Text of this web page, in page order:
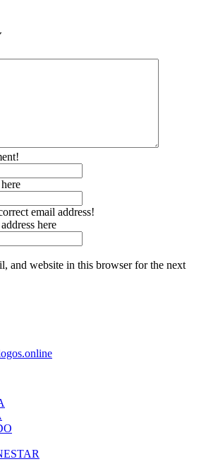
email address!
here
and website in this browser for the next